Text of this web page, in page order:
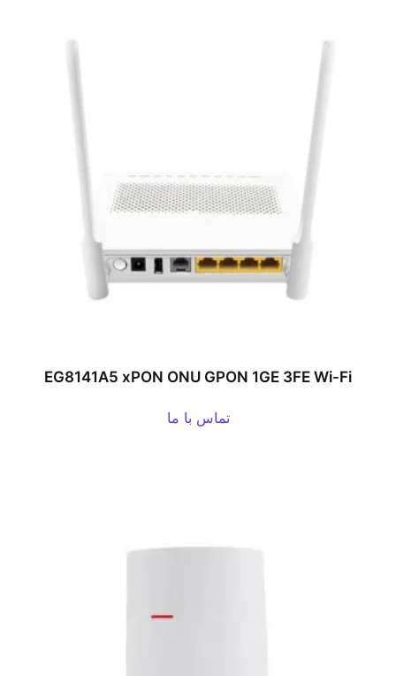
EG8141A5 xPON ONU GPON 1GE 3FE Wi-Fi
تماس با ما